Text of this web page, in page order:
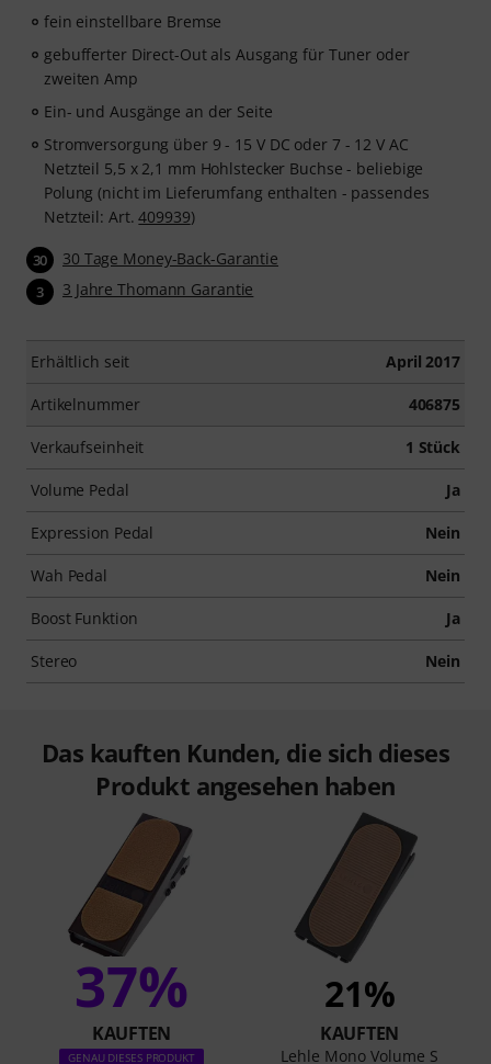
fein einstellbare Bremse
gebufferter Direct-Out als Ausgang für Tuner oder
zweiten Amp
Ein- und Ausgänge an der Seite
Stromversorgung über 9 - 15 V DC oder 7 - 12 V AC
Netzteil 5,5 x 2,1 mm Hohlstecker Buchse - beliebige
Polung (nicht im Lieferumfang enthalten - passendes
Netzteil: Art.409939)
30 30 Tage Money-Back-Garantie
3 3 Jahre Thomann Garantie
Erhältlich seit April 2017
Artikelnummer 406875
Verkaufseinheit 1 Stück
Volume Pedal Ja
Expression Pedal Nein
Wah Pedal Nein
Boost Funktion Ja
Stereo Nein
Das kauften Kunden, die sich dieses
Produkt angesehen haben
37%
KAUFTEN
GENAU DIESES PRODUKT
21%
KAUFTEN
Lehle Mono Volume S